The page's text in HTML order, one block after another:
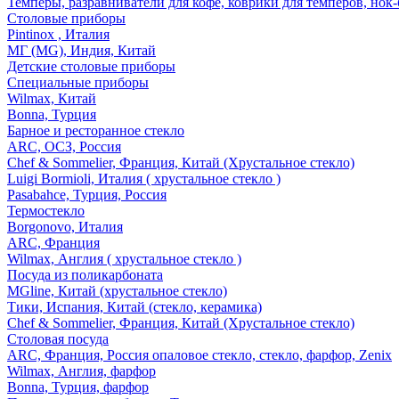
Столовые приборы
Pintinox , Италия
МГ (MG), Индия, Китай
Детские столовые приборы
Специальные приборы
Wilmax, Китай
Bonna, Турция
Барное и ресторанное стекло
ARC, ОСЗ, Россия
Chef & Sommelier, Франция, Китай (Хрустальное стекло)
Luigi Bormioli, Италия ( хрустальное стекло )
Pasabahce, Турция, Россия
Термостекло
Borgonovo, Италия
ARC, Франция
Wilmax, Англия ( хрустальное стекло )
Посуда из поликарбоната
MGline, Китай (хрустальное стекло)
Тики, Испания, Китай (стекло, керамика)
Chef & Sommelier, Франция, Китай (Хрустальное стекло)
Столовая посуда
ARC, Франция, Россия опаловое стекло, стекло, фарфор, Zenix
Wilmax, Англия, фарфор
Bonna, Турция, фарфор